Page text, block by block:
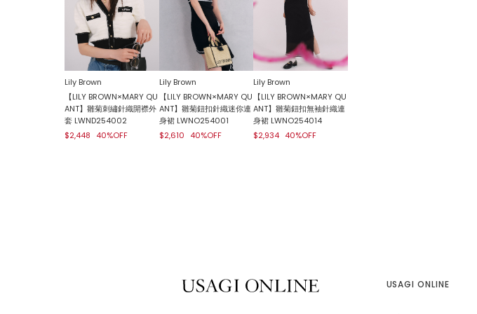
Lily Brown
【LILY BROWN×MARY QU
ANT】雛菊刺繡針織開襟外
套 LWND254002
$2,448
40%OFF
Lily Brown
【LILY BROWN×MARY QU
ANT】雛菊鈕扣針織迷你連
身裙 LWNO254001
$2,610
40%OFF
Lily Brown
【LILY BROWN×MARY QU
ANT】雛菊鈕扣無袖針織連
身裙 LWNO254014
$2,934 40%OFF
USAGI ONLINE